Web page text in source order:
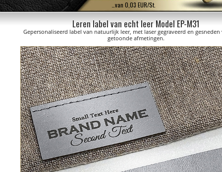
…van 0,03 EUR/St.
Leren label van echt leer Model EP-M31
Gepersonaliseerd label van natuurlijk leer, met laser gegraveerd en gesneden
getoonde afmetingen.